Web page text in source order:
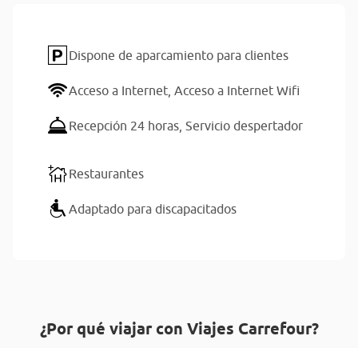
Dispone de aparcamiento para clientes
Acceso a Internet, Acceso a Internet Wifi
Recepción 24 horas, Servicio despertador
Restaurantes
Adaptado para discapacitados
¿Por qué viajar con Viajes Carrefour?